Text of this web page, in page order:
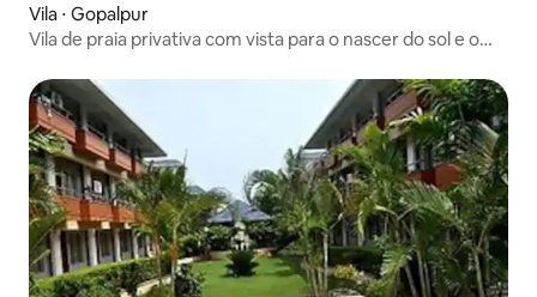
Vila ⋅ Gopalpur
Vila de praia privativa com vista para o nascer do sol e o